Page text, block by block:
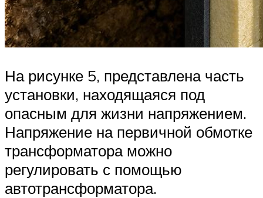
На рисунке 5, представлена часть
установки, находящаяся под
опасным для жизни напряжением.
Напряжение на первичной обмотке
трансформатора можно
регулировать с помощью
автотрансформатора.